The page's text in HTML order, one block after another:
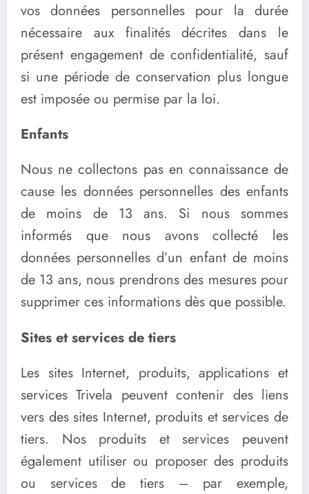
vos données personnelles pour la durée
nécessaire aux finalités décrites dans le
présent engagement de confidentialité, sauf
si une période de conservation plus longue
est imposée ou permise par la loi.
Enfants
Nous ne collectons pas en connaissance de
cause les données personnelles des enfants
de moins de 13 ans. Si nous sommes
informés que nous avons collecté les
données personnelles d’un enfant de moins
de 13 ans, nous prendrons des mesures pour
supprimer ces informations dès que possible.
Sites et services de tiers
Les sites Internet, produits, applications et
services Trivela peuvent contenir des liens
vers des sites Internet, produits et services de
tiers. Nos produits et services peuvent
également utiliser ou proposer des produits
ou services de tiers – par exemple,